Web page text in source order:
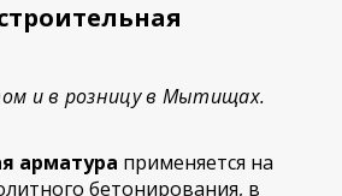
и в розницу в Мытищах.
арматура применяется на
бетонирования, в